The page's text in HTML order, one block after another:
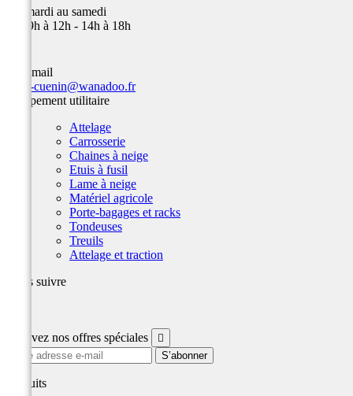
Du mardi au samedi
de 09h à 12h - 14h à 18h
Par email
team-cuenin@wanadoo.fr
Equipement utilitaire
Attelage
Carrosserie
Chaines à neige
Etuis à fusil
Lame à neige
Matériel agricole
Porte-bagages et racks
Tondeuses
Treuils
Attelage et traction
Nous suivre
Recevez nos offres spéciales 
produits